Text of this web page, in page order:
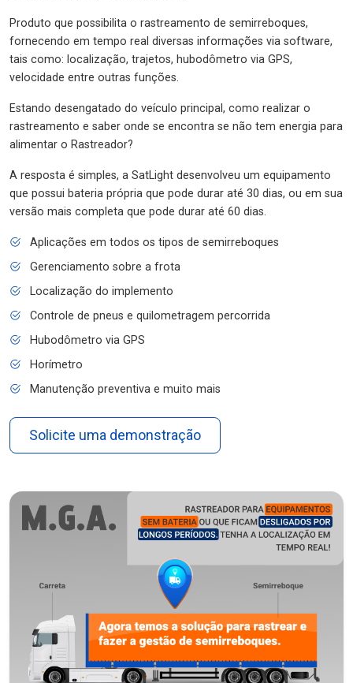
Produto que possibilita o rastreamento de semirreboques,
fornecendo em tempo real diversas informações via software,
tais como: localização, trajetos, hubodômetro via GPS,
velocidade entre outras funções.
Estando desengatado do veículo principal, como realizar o
rastreamento e saber onde se encontra se não tem energia para
alimentar o Rastreador?
A resposta é simples, a SatLight desenvolveu um equipamento
que possui bateria própria que pode durar até 30 dias, ou em sua
versão mais completa que pode durar até 60 dias.
Aplicações em todos os tipos de semirreboques
Gerenciamento sobre a frota
Localização do implemento
Controle de pneus e quilometragem percorrida
Hubodômetro via GPS
Horímetro
Manutenção preventiva e muito mais
Solicite uma demonstração